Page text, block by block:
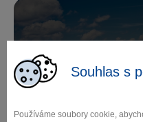
Souhlas s
Používáme soubory cookie,
Zamilujte
o